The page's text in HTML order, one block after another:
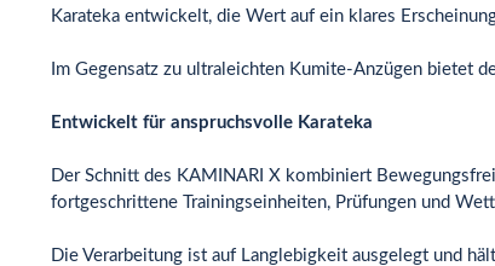
Karateka entwickelt, die Wert auf ein klares
Im Gegensatz zu ultraleichten Kumite-Anzügen bietet
Entwickelt für anspruchsvolle Karateka
Der Schnitt des KAMINARI X kombiniert
fortgeschrittene Trainingseinheiten, Prüfungen und
Die Verarbeitung ist auf Langlebigkeit ausgelegt und